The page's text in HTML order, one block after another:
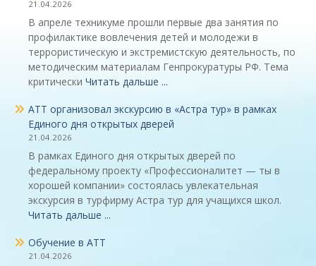
21.04.2026
В апреле техникуме прошли первые два занятия по
профилактике вовлечения детей и молодежи в
террористическую и экстремистскую деятельность, по
методическим материалам Генпрокуратуры РФ. Тема
критически Читать дальше ...
АТТ организовал экскурсию в «Астра тур» в рамках
Единого дня открытых дверей
21.04.2026
В рамках Единого дня открытых дверей по
федеральному проекту «Профессионалитет — ты в
хорошей компании» состоялась увлекательная
экскурсия в турфирму Астра тур для учащихся школ.
Читать дальше ...
Обучение в АТТ
21.04.2026